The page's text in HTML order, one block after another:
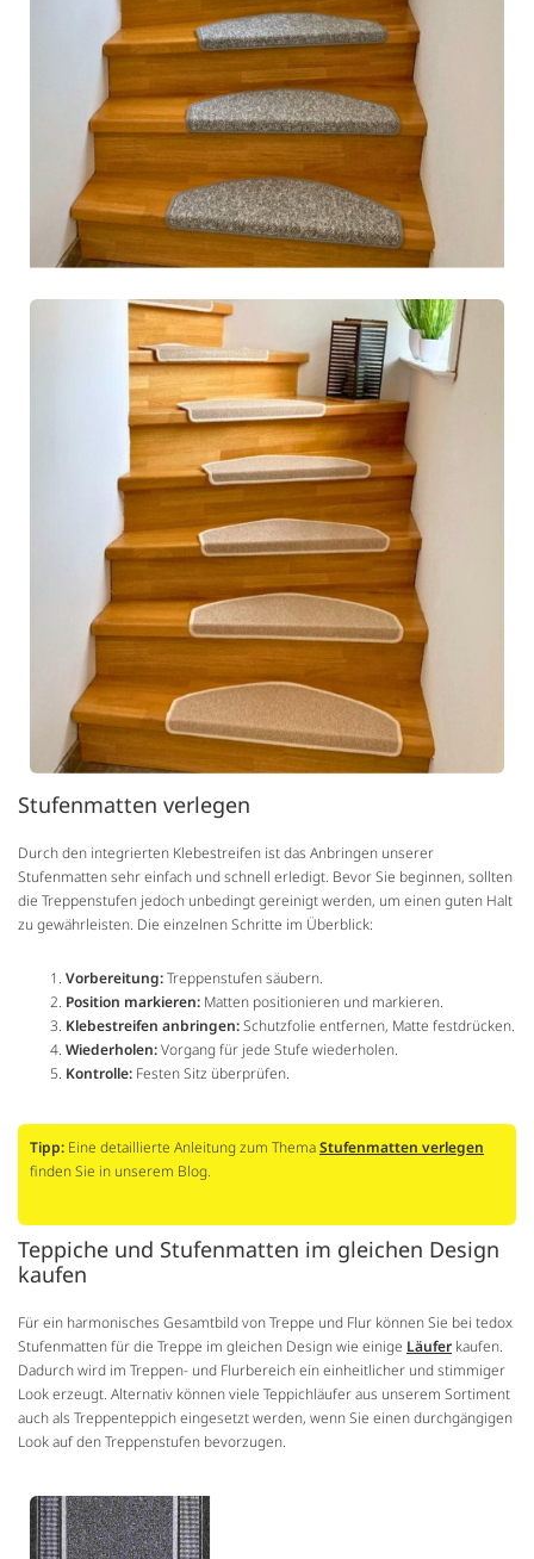
Stufenmatten verlegen
Durch den integrierten Klebestreifen ist das Anbringen unserer
Stufenmatten sehr einfach und schnell erledigt. Bevor Sie beginnen, sollten
die Treppenstufen jedoch unbedingt gereinigt werden, um einen guten Halt
zu gewährleisten. Die einzelnen Schritte im Überblick:
Vorbereitung:Treppenstufen säubern.
Position markieren: Matten positionieren und markieren.
Klebestreifen anbringen:Schutzfolie entfernen, Matte festdrücken.
Wiederholen:Vorgang für jede Stufe wiederholen.
Kontrolle: Festen Sitz überprüfen.
Tipp: Eine detaillierte Anleitung zum ThemaStufenmatten verlegen
finden Sie in unserem Blog.
Teppiche und Stufenmatten im gleichen Design
kaufen
Für ein harmonisches Gesamtbild von Treppe und Flur können Sie bei tedox
Stufenmatten für die Treppe im gleichen Design wie einige Läufer kaufen.
Dadurch wird im Treppen- und Flurbereich ein einheitlicher und stimmiger
Look erzeugt. Alternativ können viele Teppichläufer aus unserem Sortiment
auch als Treppenteppich eingesetzt werden, wenn Sie einen durchgängigen
Look auf den Treppenstufen bevorzugen.